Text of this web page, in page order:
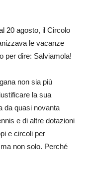
20 agosto, il Circolo
le vacanze
per dire: Salviamola!
non sia più
la sua
da quasi novanta
e di altre dotazioni
e circoli per
non solo. Perché